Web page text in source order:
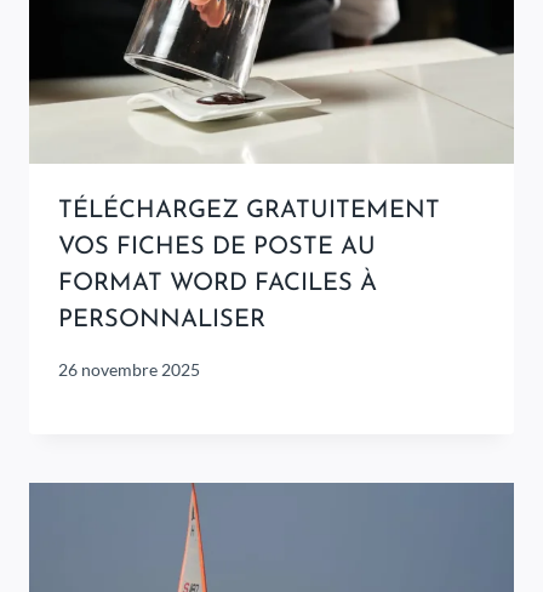
TÉLÉCHARGEZ GRATUITEMENT
VOS FICHES DE POSTE AU
FORMAT WORD FACILES À
PERSONNALISER
26 novembre 2025